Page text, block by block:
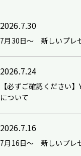
2026.7.30
7月30日～ 新しいプレ
2026.7.24
【必ずご確認ください
について
2026.7.16
7月16日～ 新しいプレ